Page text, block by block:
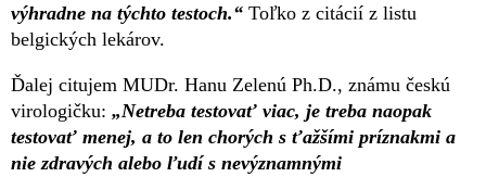
výhradne na týchto testoch.“ Toľko z citácií z listu
belgických lekárov.
Ďalej citujem MUDr. Hanu Zelenú Ph.D., známu českú
virologičku: „Netreba testovať viac, je treba naopak
testovať menej, a to len chorých s ťažšími príznakmi a
nie zdravých alebo ľudí s nevýznamnými